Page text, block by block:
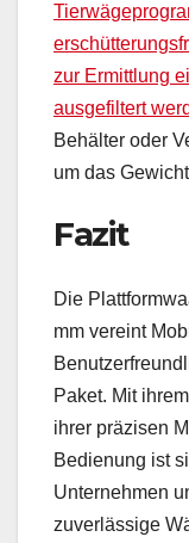
zur Ermittlung
ausgefiltert
Behälter oder
um das
Fazit
Die
mm vereint
Paket. Mit
ihrer präzisen
Bedienung ist
Unternehmen
zuverlässige